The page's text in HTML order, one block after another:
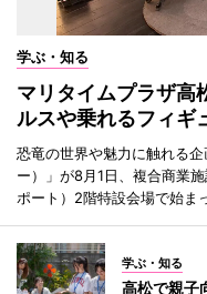
学ぶ・知る
マリタイムプラザ
ルスや乗れるフィギ
恐竜の世界や魅力に触れる
ー）」が8月1日、複合商業
ポート）2階特設会場で始ま
学ぶ・知る
高松で親